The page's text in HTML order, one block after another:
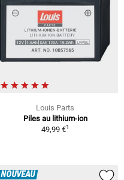
Louis Parts
Piles au lithium-ion
49,99 €1
NOUVEAU